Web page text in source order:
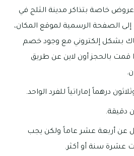
خاصة بتذاكر مدينة الثلج في
الصفحة الرسمية لموقع المكان،
بشكل إلكتروني مع وجود خصم
قمت بالحجز أون لاين عن طريق
درهماً إماراتياً للفرد الواحد.
دقيقة.
عن أربعة عشر عاماً ولكن يجب
عشرة سنة أو أكثر.